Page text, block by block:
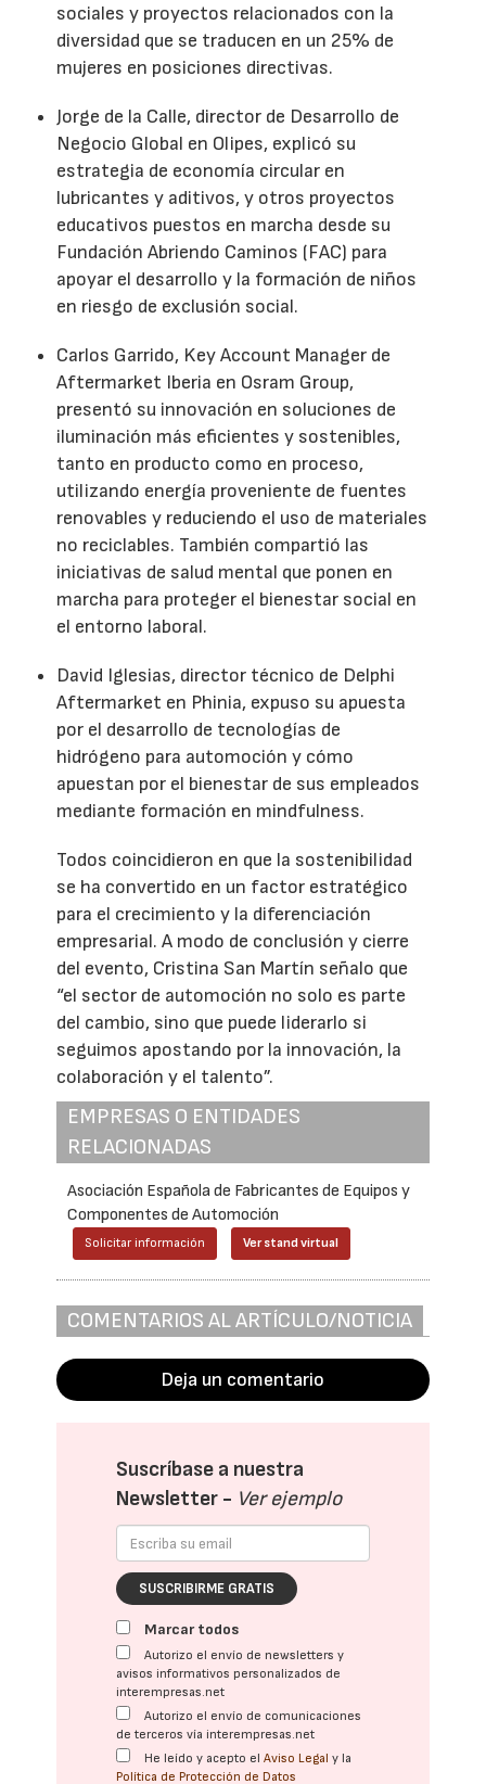
sociales y proyectos relacionados con la
diversidad que se traducen en un 25% de
mujeres en posiciones directivas.
Jorge de la Calle, director de Desarrollo de
Negocio Global en Olipes, explicó su
estrategia de economía circular en
lubricantes y aditivos, y otros proyectos
educativos puestos en marcha desde su
Fundación Abriendo Caminos (FAC) para
apoyar el desarrollo y la formación de niños
en riesgo de exclusión social.
Carlos Garrido, Key Account Manager de
Aftermarket Iberia en Osram Group,
presentó su innovación en soluciones de
iluminación más eficientes y sostenibles,
tanto en producto como en proceso,
utilizando energía proveniente de fuentes
renovables y reduciendo el uso de materiales
no reciclables. También compartió las
iniciativas de salud mental que ponen en
marcha para proteger el bienestar social en
el entorno laboral.
David Iglesias, director técnico de Delphi
Aftermarket en Phinia, expuso su apuesta
por el desarrollo de tecnologías de
hidrógeno para automoción y cómo
apuestan por el bienestar de sus empleados
mediante formación en mindfulness.
Todos coincidieron en que la sostenibilidad
se ha convertido en un factor estratégico
para el crecimiento y la diferenciación
empresarial. A modo de conclusión y cierre
del evento, Cristina San Martín señalo que
“el sector de automoción no solo es parte
del cambio, sino que puede liderarlo si
seguimos apostando por la innovación, la
colaboración y el talento”.
EMPRESAS O ENTIDADES
RELACIONADAS
Asociación Española de Fabricantes de Equipos y
Componentes de Automoción
Solicitar información Ver stand virtual
COMENTARIOS AL ARTÍCULO/NOTICIA
Deja un comentario
Suscríbase a nuestra
Newsletter - Ver ejemplo
SUSCRIBIRME GRATIS
Marcar todos
Autorizo el envío de newsletters y
avisos informativos personalizados de
interempresas.net
Autorizo el envío de comunicaciones
de terceros vía interempresas.net
He leído y acepto elAviso Legal y la
Política de Protección de Datos